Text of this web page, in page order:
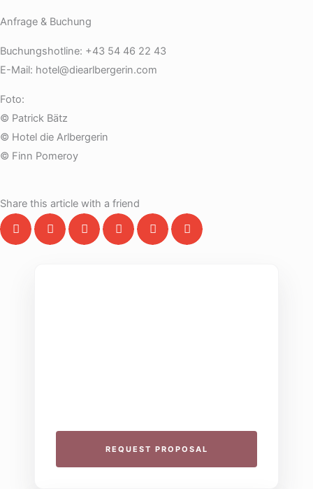
Anfrage & Buchung
Buchungshotline: +43 54 46 22 43
E-Mail: hotel@diearlbergerin.com
Foto:
© Patrick Bätz
© Hotel die Arlbergerin
© Finn Pomeroy
Share this article with a friend
REQUEST PROPOSAL
Mountain Boutique